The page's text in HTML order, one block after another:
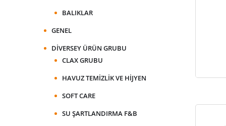
BALIKLAR
GENEL
DIVERSEY ÜRÜN GRUBU
CLAX GRUBU
HAVUZ TEMIZLIK VE HIJYEN
SOFT CARE
SU ŞARTLANDIRMA F&B